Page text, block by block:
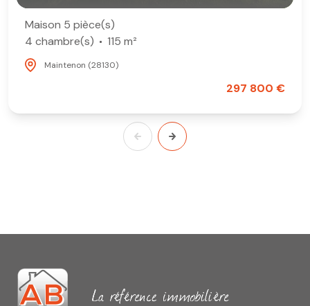
Maison 5 pièce(s)
4 chambre(s)
115 m²
Maintenon (28130)
297 800 €